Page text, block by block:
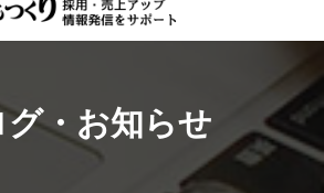
グ・お知らせ